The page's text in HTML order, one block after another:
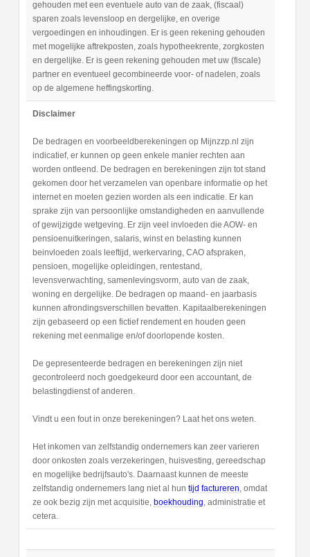
gehouden met een eventuele auto van de zaak, (fiscaal)
sparen zoals levensloop en dergelijke, en overige
vergoedingen en inhoudingen. Er is geen rekening gehouden
met mogelijke aftrekposten, zoals hypotheekrente, zorgkosten
en dergelijke. Er is geen rekening gehouden met uw (fiscale)
partner en eventueel gecombineerde voor- of nadelen, zoals
op de algemene heffingskorting.
Disclaimer
De bedragen en voorbeeldberekeningen op Mijnzzp.nl zijn
indicatief, er kunnen op geen enkele manier rechten aan
worden ontleend. De bedragen en berekeningen zijn tot stand
gekomen door het verzamelen van openbare informatie op het
internet en moeten gezien worden als een indicatie. Er kan
sprake zijn van persoonlijke omstandigheden en aanvullende
of gewijzigde wetgeving. Er zijn veel invloeden die AOW- en
pensioenuitkeringen, salaris, winst en belasting kunnen
beinvloeden zoals leeftijd, werkervaring, CAO afspraken,
pensioen, mogelijke opleidingen, rentestand,
levensverwachting, samenlevingsvorm, auto van de zaak,
woning en dergelijke. De bedragen op maand- en jaarbasis
kunnen afrondingsverschillen bevatten. Kapitaalberekeningen
zijn gebaseerd op een fictief rendement en houden geen
rekening met eenmalige en/of doorlopende kosten.
De gepresenteerde bedragen en berekeningen zijn niet
gecontroleerd noch goedgekeurd door een accountant, de
belastingdienst of anderen.
Vindt u een fout in onze berekeningen? Laat het ons weten.
Het inkomen van zelfstandig ondernemers kan zeer varieren
door onkosten zoals verzekeringen, huisvesting, gereedschap
en mogelijke bedrijfsauto's. Daarnaast kunnen de meeste
zelfstandig ondernemers lang niet al hun tijd factureren, omdat
ze ook bezig zijn met acquisitie, boekhouding, administratie et
cetera.